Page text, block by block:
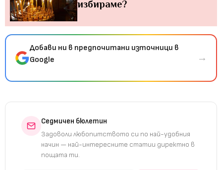
избираме?
Добави ни в предпочитани източници в
Google
→
Седмичен бюлетин
Задоволи любопитството си по най-удобния
начин — най-интересните статии директно в
пощата ти.